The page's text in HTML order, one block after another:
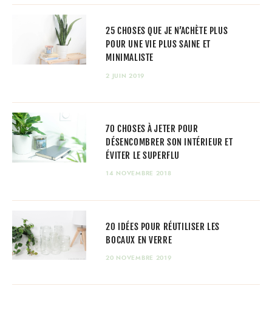
25 CHOSES QUE JE N’ACHÈTE PLUS
POUR UNE VIE PLUS SAINE ET
MINIMALISTE
2 JUIN 2019
70 CHOSES À JETER POUR
DÉSENCOMBRER SON INTÉRIEUR ET
ÉVITER LE SUPERFLU
14 NOVEMBRE 2018
20 IDÉES POUR RÉUTILISER LES
BOCAUX EN VERRE
20 NOVEMBRE 2019